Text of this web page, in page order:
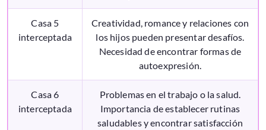
Casa 5
interceptada
Creatividad, romance y relaciones con
los hijos pueden presentar desafíos.
Necesidad de encontrar formas de
autoexpresión.
Casa 6
interceptada
Problemas en el trabajo o la salud.
Importancia de establecer rutinas
saludables y encontrar satisfacción